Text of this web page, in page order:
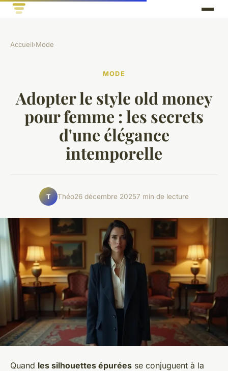
Accueil›Mode
MODE
Adopter le style old money
pour femme : les secrets
d'une élégance
intemporelle
T Théo26 décembre 20257 min de lecture
Quand les silhouettes épurées se conjuguent à la